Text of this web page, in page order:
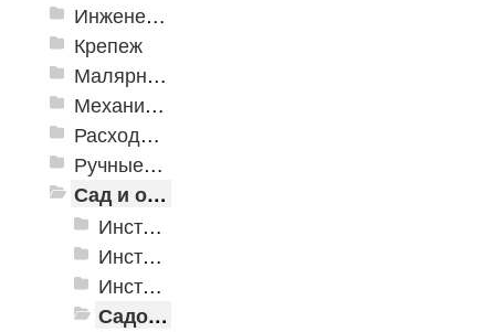
Инженерная сантехника и инструменты
Крепеж
Малярно-штукатурные инструменты
Механизированные инструменты
Расходные инструменты
Ручные инструменты
Сад и огород
Инструменты для полива
Инструменты для почвы
Инструменты для растений
Садовая техника